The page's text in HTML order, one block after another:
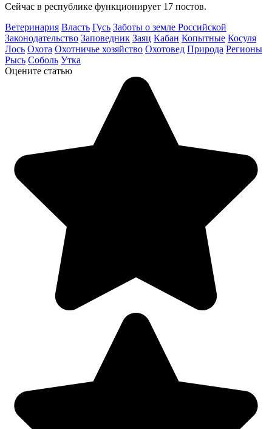
Сейчас в республике функционирует 17 постов.
Ветеринария Власть Гусь Заботы о земле Российской
Законодательство Заповедник Заяц Кабан Копытные Косуля
Лось Охота Охотничье хозяйство Охотовед Природа Регионы
Рысь Соболь Утка
Оцените статью